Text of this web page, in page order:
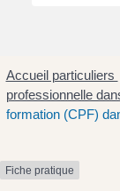
Accueil particuliers
professionnelle
formation (CPF)
Fiche pratique